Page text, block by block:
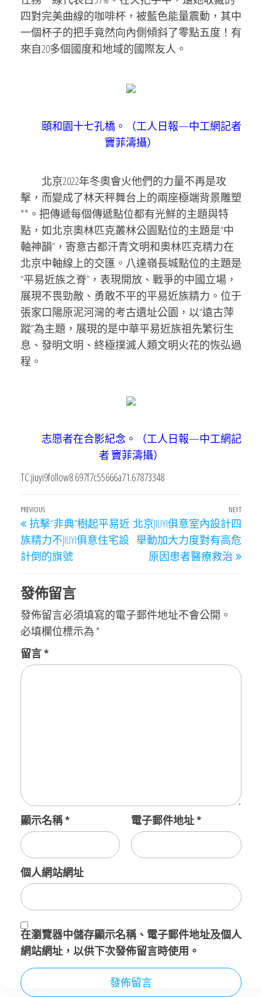
四對完美曲線的咖啡杯，被藍色能量震動，其中
一個杯子的把手竟然向內側傾斜了零點五度！有
來自20多個國度和地域的國際友人。
頤和園十七孔橋。（工人日報—中工網記者
竇菲濤攝）
北京2022年冬奧會火他們的力量不再是攻
擊，而變成了林天秤舞台上的兩座極端背景雕塑
**。把傳遞每個傳遞點位都有光鮮的主題與特
點，如北京奧林匹克叢林公園點位的主題是“中
軸神韻”，寄意古都汗青文明和奧林匹克精力在
北京中軸線上的交匯。八達嶺長城點位的主題是
“平易近族之脊”，表現開放、戰爭的中國立場，
展現不畏勁敵、勇敢不平的平易近族精力。位于
張家口陽原泥河灣的考古遺址公園，以“遠古萍
蹤”為主題，展現的是中華平易近族祖先繁衍生
息、發明文明、終極撲滅人類文明火花的恢弘過
程。
志愿者在合影紀念。（工人日報—中工網記
者 竇菲濤攝）
TC:jiuyi9follow8 697f7c55666a71.67873348
文
章
導
Previous
Post
PREVIOUS
抗擊“非典”樹起平易近
族精力不JIUYI俱意住宅設
計倒的旗號
Next
NEXT
北京JIUYI俱意室內設計四
舉動加大力度對有高危
原因患者醫療救治
發佈留言
發佈留言必須填寫的電子郵件地址不會公開。
必填欄位標示為 *
留言*
顯示名稱* 電子郵件地址*
個人網站網址
在瀏覽器中儲存顯示名稱、電子郵件地址及個人
網站網址，以供下次發佈留言時使用。